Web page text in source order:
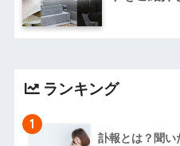
ランキング
1
訃報とは？聞い